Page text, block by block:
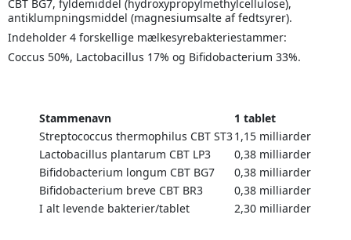
CBT BG7, fyldemiddel (hydroxypropylmethylcellulose),
antiklumpningsmiddel (magnesiumsalte af fedtsyrer).
Indeholder 4 forskellige mælkesyrebakteriestammer:
Coccus 50%, Lactobacillus 17% og Bifidobacterium 33%.
Stammenavn
1 tablet
Streptococcus thermophilus CBT ST31,15 milliarder
Lactobacillus plantarum CBT LP3
0,38 milliarder
Bifidobacterium longum CBT BG7
0,38 milliarder
Bifidobacterium breve CBT BR3
0,38 milliarder
I alt levende bakterier/tablet
2,30 milliarder